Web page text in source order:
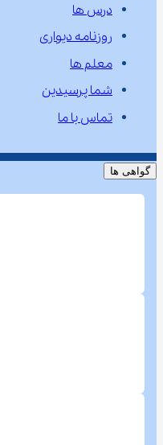
درس ها
روزنامه دیواری
معلم ها
شما پرسیدین
تماس با ما
گواهی ها